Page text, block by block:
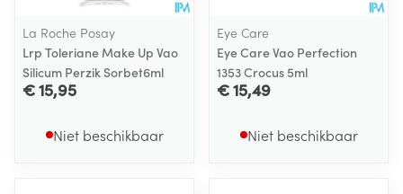
La Roche Posay
Lrp Toleriane Make Up Vao
Silicum Perzik Sorbet6ml
€ 15,95
Niet beschikbaar
Eye Care
Eye Care Vao Perfection
1353 Crocus 5ml
€ 15,49
Niet beschikbaar